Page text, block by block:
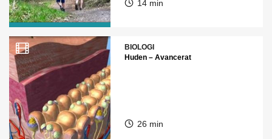
14 min
BIOLOGI
Huden – Avancerat
26 min